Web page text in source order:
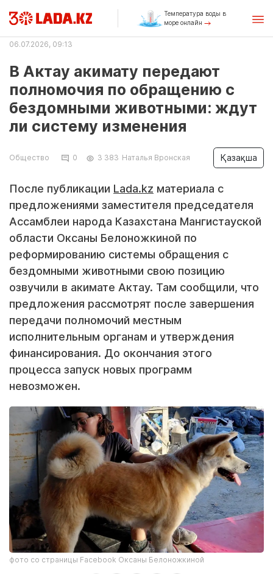
Температура воды в
море онлайн
06.07.2026, 09:13
В Актау акимату передают
полномочия по обращению с
бездомными животными: ждут
ли систему изменения
Общество 0 3 383 Наталья Вронская Қазақша
После публикации Lada.kz материала с
предложениями заместителя председателя
Ассамблеи народа Казахстана Мангистауской
области Оксаны Белоножкиной по
реформированию системы обращения с
бездомными животными свою позицию
озвучили в акимате Актау. Там сообщили, что
предложения рассмотрят после завершения
передачи полномочий местным
исполнительным органам и утверждения
финансирования. До окончания этого
процесса запуск новых программ
невозможен.
фото со страницы Facebook Оксаны Белоножкиной